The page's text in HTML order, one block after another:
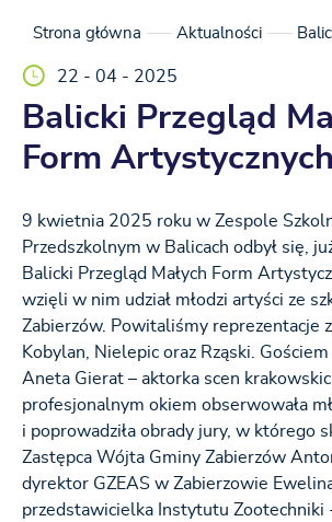
Strona główna Aktualności
22 - 04 - 2025
Balicki Przegląd
Form Artystycznych
9 kwietnia 2025 roku w Zespole
Przedszkolnym w Balicach odbył się,
Balicki Przegląd Małych Form
wzięli w nim udział młodzi artyści ze
Zabierzów. Powitaliśmy reprezentacje
Kobylan, Nielepic oraz Rząski.
Aneta Gierat – aktorka scen
profesjonalnym okiem obserwowała
i poprowadziła obrady jury, w którego
Zastępca Wójta Gminy Zabierzów
dyrektor GZEAS w Zabierzowie
przedstawicielka Instytutu Zootechniki